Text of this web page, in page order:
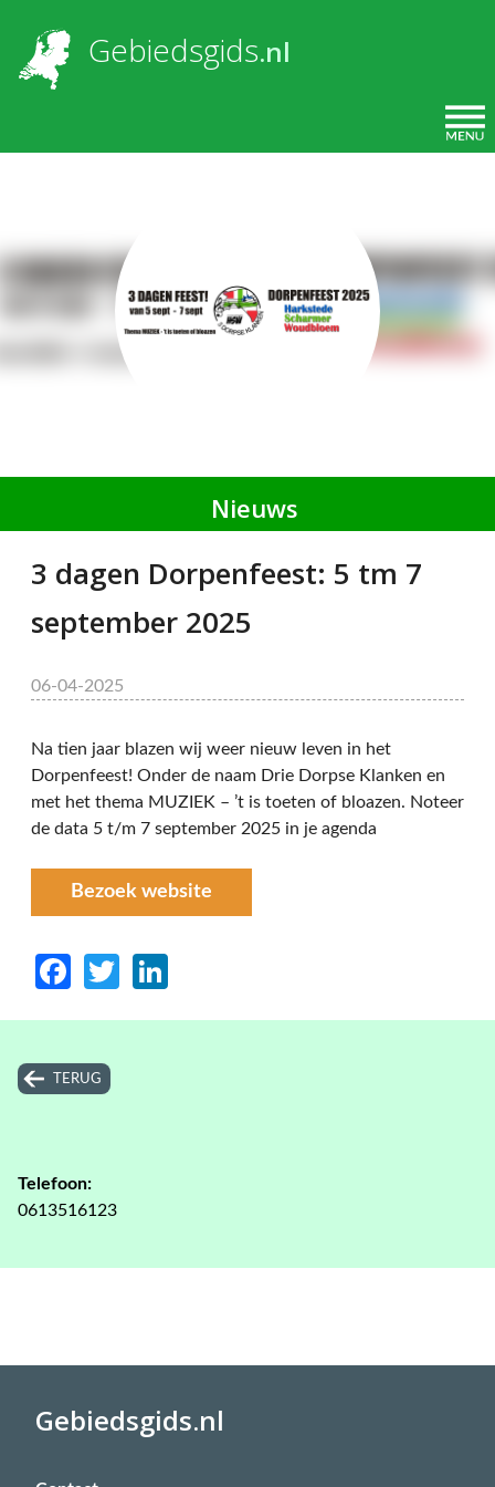
Nieuws
Gebiedsgids.nl
TERUG
Telefoon:
0613516123
3 dagen Dorpenfeest: 5 tm 7
september 2025
06-04-2025
Na tien jaar blazen wij weer nieuw leven in het
Dorpenfeest! Onder de naam Drie Dorpse Klanken en
met het thema MUZIEK – ’t is toeten of bloazen. Noteer
de data 5 t/m 7 september 2025 in je agenda
Bezoek website
Facebook
Twitter
Gebiedsgids.nl